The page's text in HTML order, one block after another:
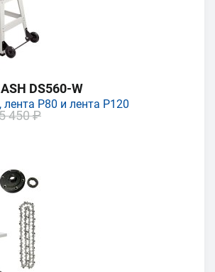
DS560-W
P80 и лента P120
450 ₽